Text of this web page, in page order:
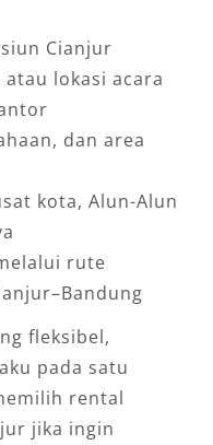
Cianjur
lokasi acara
dan area
kota, Alun-Alun
rute
fleksibel,
pada satu
rental
jika ingin